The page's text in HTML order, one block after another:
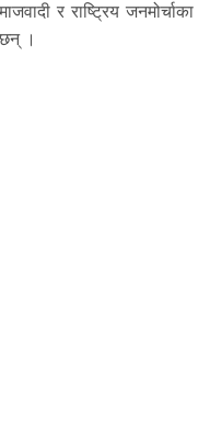
र राष्ट्रिय जनमोर्चाका
।